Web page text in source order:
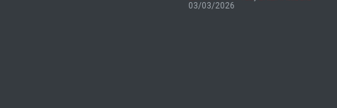
03/03/2026